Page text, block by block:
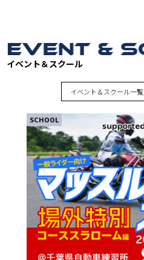
イベント＆スクール
イベント＆スクール一覧
SCHOOL